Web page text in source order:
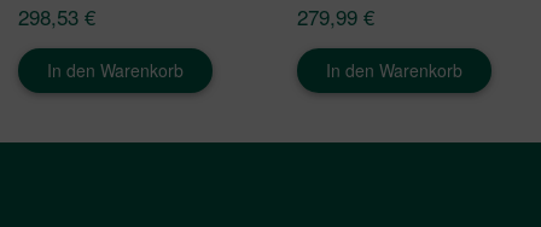
298,53 €
In den Warenkorb
279,99 €
In den Warenkorb